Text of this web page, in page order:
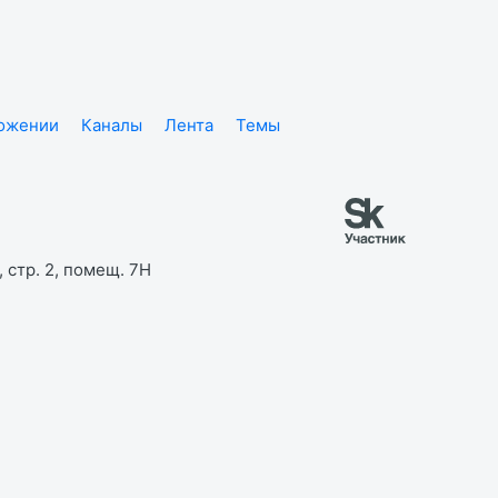
Каналы Лента
Темы
стр. 2, помещ. 7Н